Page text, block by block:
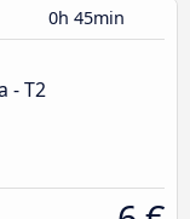
0h 45min
- T2